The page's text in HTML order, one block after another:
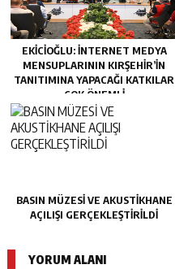
EKİCİOĞLU: İNTERNET MEDYA
MENSUPLARININ KIRŞEHİR’İN
TANITIMINA YAPACAĞI KATKILAR
ÇOK ÖNEMLİ
BASIN MÜZESİ VE AKUSTİKHANE
AÇILIŞI GERÇEKLEŞTİRİLDİ
YORUM ALANI